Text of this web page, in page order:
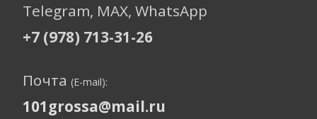
Telegram, МАХ, WhatsApp
+7 (978) 713-31-26
Почта (E-mail):
101grossa@mail.ru